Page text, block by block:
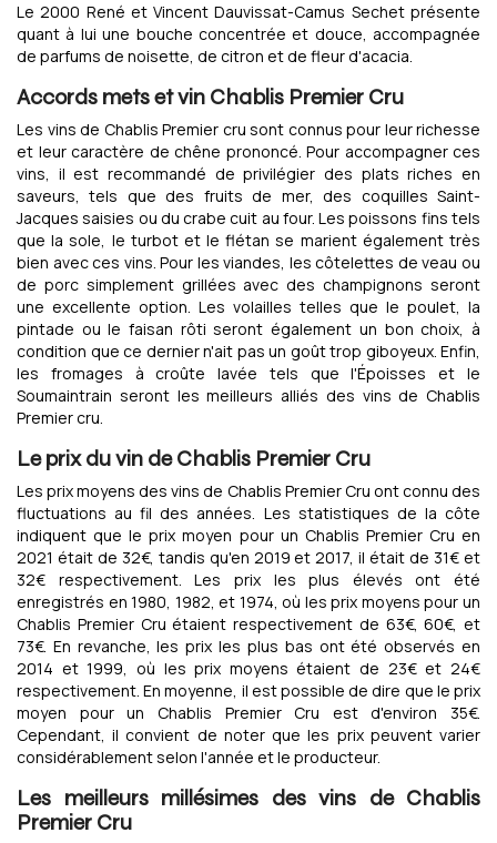
Le 2000 René et Vincent Dauvissat-Camus Sechet présente
quant à lui une bouche concentrée et douce, accompagnée
de parfums de noisette, de citron et de fleur d'acacia.
Accords mets et vin Chablis Premier Cru
Les vins de Chablis Premier cru sont connus pour leur richesse
et leur caractère de chêne prononcé. Pour accompagner ces
vins, il est recommandé de privilégier des plats riches en
saveurs, tels que des fruits de mer, des coquilles Saint-
Jacques saisies ou du crabe cuit au four. Les poissons fins tels
que la sole, le turbot et le flétan se marient également très
bien avec ces vins. Pour les viandes, les côtelettes de veau ou
de porc simplement grillées avec des champignons seront
une excellente option. Les volailles telles que le poulet, la
pintade ou le faisan rôti seront également un bon choix, à
condition que ce dernier n'ait pas un goût trop giboyeux. Enfin,
les fromages à croûte lavée tels que l'Époisses et le
Soumaintrain seront les meilleurs alliés des vins de Chablis
Premier cru.
Le prix du vin de Chablis Premier Cru
Les prix moyens des vins de Chablis Premier Cru ont connu des
fluctuations au fil des années. Les statistiques de la côte
indiquent que le prix moyen pour un Chablis Premier Cru en
2021 était de 32€, tandis qu'en 2019 et 2017, il était de 31€ et
32€ respectivement. Les prix les plus élevés ont été
enregistrés en 1980, 1982, et 1974, où les prix moyens pour un
Chablis Premier Cru étaient respectivement de 63€, 60€, et
73€. En revanche, les prix les plus bas ont été observés en
2014 et 1999, où les prix moyens étaient de 23€ et 24€
respectivement. En moyenne, il est possible de dire que le prix
moyen pour un Chablis Premier Cru est d'environ 35€.
Cependant, il convient de noter que les prix peuvent varier
considérablement selon l'année et le producteur.
Les meilleurs millésimes des vins de Chablis
Premier Cru